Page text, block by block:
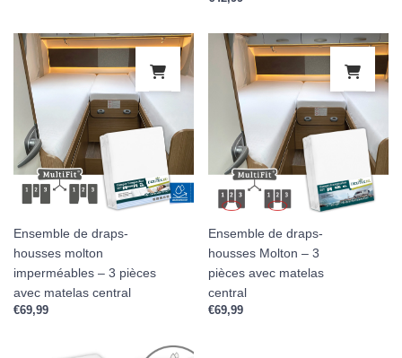
Ensemble de draps-
housses molton
imperméables – 3 pièces
avec matelas central
€69,99
Ensemble de draps-
housses Molton – 3
pièces avec matelas
central
€69,99